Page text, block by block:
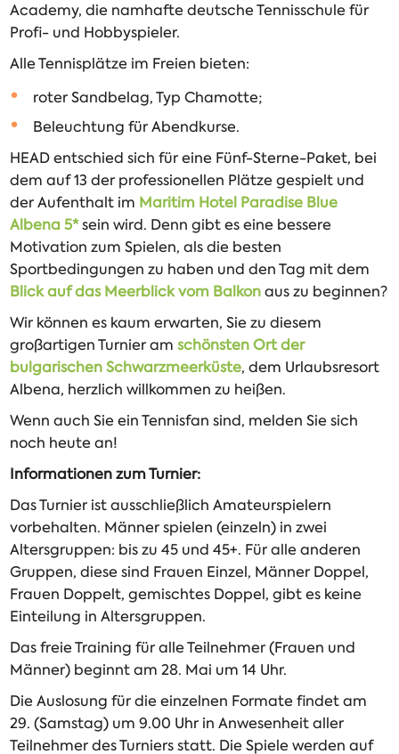
Academy, die namhafte deutsche Tennisschule für
Profi- und Hobbyspieler.
Alle Tennisplätze im Freien bieten:
roter Sandbelag, Typ Chamotte;
Beleuchtung für Abendkurse.
HEAD entschied sich für eine Fünf-Sterne-Paket, bei
dem auf 13 der professionellen Plätze gespielt und
der Aufenthalt im Maritim Hotel Paradise Blue
Albena 5*sein wird. Denn gibt es eine bessere
Motivation zum Spielen, als die besten
Sportbedingungen zu haben und den Tag mit dem
Blick auf das Meerblick vom Balkonaus zu beginnen?
Wir können es kaum erwarten, Sie zu diesem
großartigen Turnier amschönsten Ort der
bulgarischen Schwarzmeerküste, dem Urlaubsresort
Albena, herzlich willkommen zu heißen.
Wenn auch Sie ein Tennisfan sind, melden Sie sich
noch heute an!
Informationen zum Turnier:
Das Turnier ist ausschließlich Amateurspielern
vorbehalten. Männer spielen (einzeln) in zwei
Altersgruppen: bis zu 45 und 45+. Für alle anderen
Gruppen, diese sind Frauen Einzel, Männer Doppel,
Frauen Doppelt, gemischtes Doppel, gibt es keine
Einteilung in Altersgruppen.
Das freie Training für alle Teilnehmer (Frauen und
Männer) beginnt am 28. Mai um 14 Uhr.
Die Auslosung für die einzelnen Formate findet am
29. (Samstag) um 9.00 Uhr in Anwesenheit aller
Teilnehmer des Turniers statt. Die Spiele werden auf